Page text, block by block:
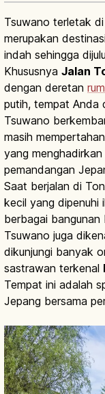
Tsuwano terletak
merupakan
indah sehingga
Khususnya Jalan
dengan deretan
putih, tempat Anda
Tsuwano
masih
yang
pemandangan
Saat berjalan di
kecil yang dipenuhi
berbagai bangunan
Tsuwano juga
dikunjungi banyak
sastrawan terkenal
Tempat ini adalah
Jepang bersama